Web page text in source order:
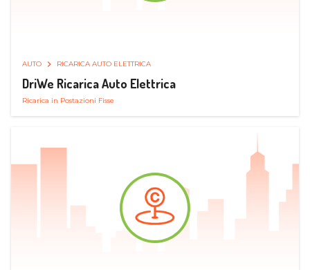
AUTO RICARICA AUTO ELETTRICA
DriWe Ricarica Auto Elettrica
Ricarica in Postazioni Fisse